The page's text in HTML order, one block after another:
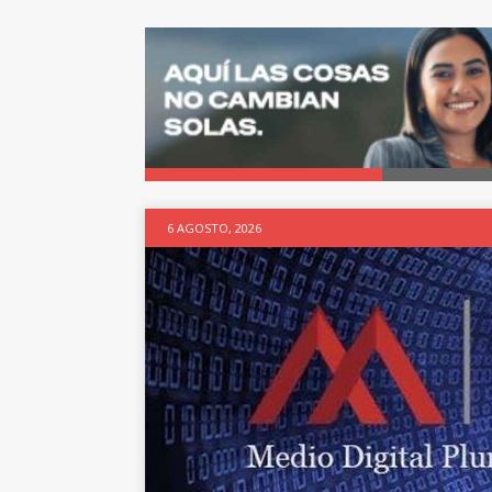
6 AGOSTO, 2026